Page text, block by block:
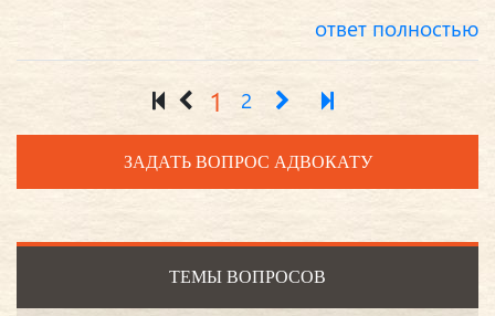
ответ полностью
1 2
ЗАДАТЬ ВОПРОС АДВОКАТУ
ТЕМЫ ВОПРОСОВ